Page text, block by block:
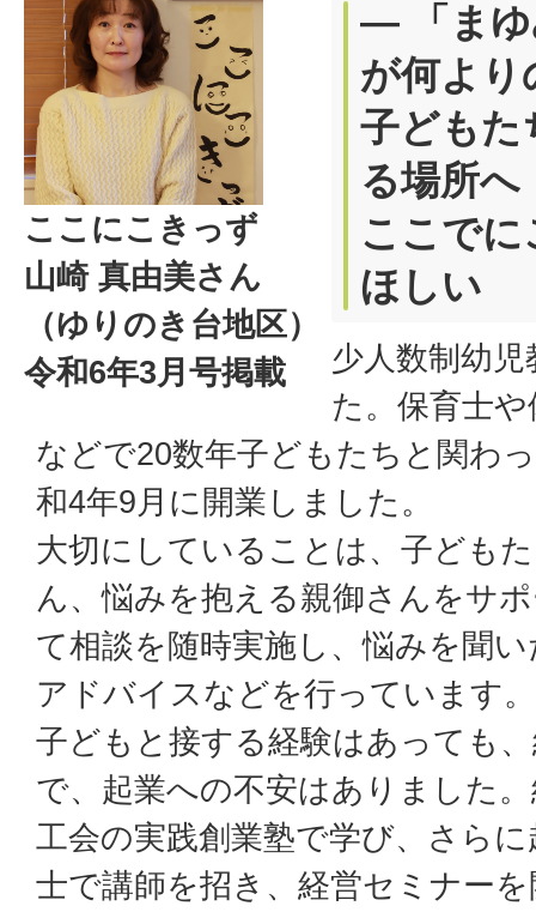
ここにこきっず
山崎 真由美さん
（ゆりのき台地区）
令和6年3月号掲載
― 「まゆ
が何よ
子どもた
る場所へ
ここで
ほしい
少人数制幼
た。保育士
などで20数年子どもたちと関わ
和4年9月に開業しました。
大切にしていることは、子ども
ん、悩みを抱える親御さんをサ
て相談を随時実施し、悩みを聞
アドバイスなどを行っています。
子どもと接する経験はあっても
で、起業への不安はありました
工会の実践創業塾で学び、さら
士で講師を招き、経営セミナー